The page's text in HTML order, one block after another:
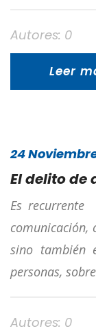
Autores: 0
Leer
24
El delito de
Es recurrente
comunicación,
sino también
personas,
Autores: 0